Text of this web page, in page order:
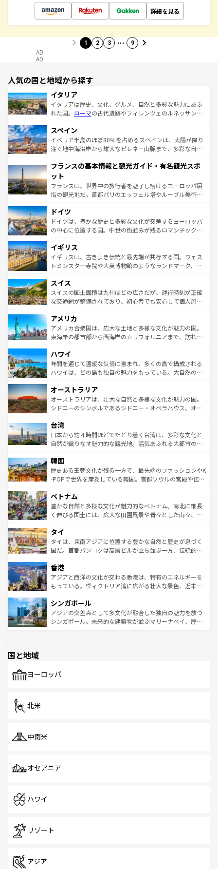
詳細を見る
1 2 3 … 9
AD
AD
人気の国と地域から探す
イタリア
イタリアは歴史、文化、グルメ、自然と多彩な魅力にあふ
れた国。 ローマの古代遺跡やフィレンツェのルネッサンス
ろん、トスカーナの美しい田園風景やアマルフィ海岸の絶
景など、自然景観も見逃せない。観光の合間には、本場の
ピザやパスタなど、絶品のイタリア料理を堪能することも
ませてくれるイタリアで、忘れられない旅をしてみよう！
なお、新着のイタリア情報は
しい。
スペイン
イベリア半島のほぼ80％を占めるスペインは、太陽が降り
注ぐ地中海沿岸から雄大なピレネー山脈まで、多彩な自然
文化が根付くこの国では、情熱的なフラメンコ、熱気あふ
れる闘牛、そして美味しいタパスが生活の一部となってい
る。首都マドリードの洗練された雰囲気や、バルセロナの
アートに溢れた街角から、地方では古代ローマ遺跡や中世
せる。地方によって風土や気候が異なるスペインはその個
性で訪れる人を魅了する。 なお、新着のスペイン情報は コ
ンテンツ一覧を参照してほしい。
フランスの基本情報と観光ガイド・有名観光スポ
ット
フランスは、世界中の旅行者を魅了し続けるヨーロッパ屈
指の観光地だ。首都パリのエッフェル塔やルーブル美術館
で、幅広い魅力が詰まっている。華麗な宮殿、歴史的な大
聖堂、美しいビーチ、そして豊かな自然が、訪れる者を心
から魅了する。また、フランスは美食の国としても知ら
いる。シャンパンの発祥地であるランス、プロヴァンスの
香り高いラベンダー畑など、多彩な楽しみ方が可能だ。さ
らに、パリ以外の地域にも魅力が溢れており、どの街角に
れる地方に足を運ぶとそれぞれで全く異なる文化を体験で
きるだろう。 なお、新着のフランス情報はコンテンツ一覧
を参照してほしい。
ドイツ
ドイツは、豊かな歴史と多彩な文化が交差するヨーロッパ
の中心に位置する国。中世の街並みが残るロマンチック街
顔を持つこの国は、どこを歩いても飽きることがない。ベ
ルリンの文化的活気、バイエルン州のアルプスの絶景、そ
してライン川沿いのワイン畑といった風景は必見。ビール
は、お酒好きな人にはぜひ体験してほしい。 なお、新着の
ドイツ情報はコンテンツ一覧を参照してほしい。
イギリス
イギリスは、古きよき伝統と最先端が共存する国。ウェス
トミンスター寺院や大英博物館のようなランドマーク、歴
リアごとに異なる魅力がある。また、優雅なアフタヌーン
ティー、ビール好きにはたまらない英国パブ、サッカー観
戦など、本場だからこそできる体験も豊富。イギリスを旅
ンツ一覧を参照してほしい。
スイス
スイスの国土面積は九州ほどの広さだが、運行時刻が正確
な交通網が整備されており、初心者でも安心して個人旅行
の建物がそのまま残る町や、スイスならではのユニークな
博物館もあり、アルプス観光だけでなく町歩きも満喫する
ことができる。国民の所得が高いため物価も高いが、旅行
ば市内交通費無料で観光を楽しむこともできる。 なお、新
着のスイス情報はコンテンツ一覧 を参照してほしい。
アメリカ
アメリカ合衆国は、広大な土地と多様な文化が魅力の国。
東海岸の都市部から西海岸のカリフォルニアまで、訪れる
のような巨大都市は、観光、ショッピング、エンターテイ
ンメントが詰まった刺激的なスポットだ。一方、アメリカ
西部には大自然が広がり、グランドキャニオンやイエロー
部のニューオーリンズでは、音楽と美食が融合した独特の
文化が魅力。旅行者はアメリカの各地域で異なる魅力を楽
しみながら、その多様性と豊かな歴史を感じることができ
ならではの贅沢な旅のスタイルだ。 なお、新着のアメリカ
情報はコンテンツ一覧を参照してほしい。
ハワイ
年間を通じて温暖な気候に恵まれ、多くの島で構成される
ハワイは、どの島も独自の魅力をもっている。大自然の神
ワイ島は見逃せない。また、定番の観光地といえばオアフ
島だが、静かな自然を求めるならマウイ島やカウアイ島が
おすすめ。エメラルドグリーンに輝く海をはじめ、豊かな
れるおもてなしの心で訪れる人々を迎えてくれるハワイの
人々、おいしいローカルフードやハワイアンミュージッ
ク、伝統的なフラダンスなど、すべてがハワイの魅力を彩
ワイを、存分に味わってほしい。 なお、新着のハワイ情報
はコンテンツ一覧を参照してほしい。
オーストラリア
オーストラリアは、壮大な自然と多様な文化が魅力の国。
シドニーのシンボルであるシドニー・オペラハウス、オー
リアリーフや大陸中央部にそびえるウルル（エアーズロッ
ク）、タスマニアの美しい原生林やケアンズの熱帯雨林な
ど、見どころがたくさん。また、カフェやワイン、オージ
いる。アクティビティも充実しており、サーフィンやダイ
ビング、ハイキングなど、アウトドア好きにはたまらな
い。オーストラリアの多彩な魅力を存分に味わいつくそ
参照してほしい。
台湾
日本から約４時間ほどでたどり着く台湾は、多彩な文化と
自然が織りなす魅力的な観光地。活気あふれる大都市の台
ン）、静ひつな山岳地帯である台湾東部など、都市の喧騒
と山間の静けさが共存しており、訪れる人に新しい発見と
驚きをもたらしてくれる。また、奥深い台湾の食文化も魅
容にもいいと評判のスイーツなど、バラエティ豊かな料理
が味わえる。 なお、新着の台湾情報は コンテンツ一覧を参
照してほしい。
韓国
歴史ある王朝文化が残る一方で、最先端のファッションやK
-POPで世界を席巻している韓国。首都ソウルの宮殿や伝統
き、地方に足を延ばせば四季折々の自然美を楽しむことが
できる。そして、キムチや焼肉、絶品のストリートフード
まで、さまざまな韓国料理が待っている。夜には、韓国な
リティに包まれながら、韓国の多彩な魅力を心ゆくまで味
わってみてほしい。 なお、新着の韓国情報はコンテンツ一
覧を参照してほしい。
ベトナム
豊かな自然と多様な文化が魅力的なベトナム。南北に細長
く伸びる国土には、広大な田園風景や青々とした山々、世
急速な発展と共に伝統が息づく。ハノイの古い町並みやホ
ーチミン市のフランス統治時代の建物も、独特の雰囲気を
醸し出している。また、バラエティの豊かさとおいしさで
とつ。フォーやバインミー、ベトナムコーヒーなどは、ぜ
ひ現地で味わいたい。どの地域を訪れてもあたたかい人々
が旅行者を迎えてくれるので、きっと忘れられない旅にな
参照してほしい。
タイ
タイは、東南アジアに位置する豊かな自然と歴史が息づく
国だ。首都バンコクは高層ビルが立ち並ぶ一方、伝統的な
の活気が交差している。北部ではチェンマイなどの山岳地
帯で自然と触れ合い、南部ではプーケットやクラビの美し
いビーチでリゾート気分を楽しむことができる。タイ料理
激する。気候は一年中温暖で、どの季節にも異なる楽しみ
が待っている。親しみやすいタイの人々、仏教を中心とし
た文化、そして多様な観光資源が、訪れる旅人を魅了し続
香港
アジアと西洋の文化が交わる香港は、特有のエネルギーを
もっている。ヴィクトリア湾に広がる壮大な景色、近未来
み、どこを訪れても感動するはず。観光スポットが密集し
ており、効率よく見どころを回れるのも魅力。息をのむよ
うな絶景から文化的な体験まで、香港を存分に楽しみ尽く
シンガポール
アジアの交差点として多文化が融合した独自の魅力を放つ
シンガポール。未来的な建築物が並ぶマリーナベイ、歴史
で、ホーカーズは地元の風情を楽しめる外せないスポット
国と地域
ヨーロッパ
北米
中南米
オセアニア
ハワイ
リゾート
アジア